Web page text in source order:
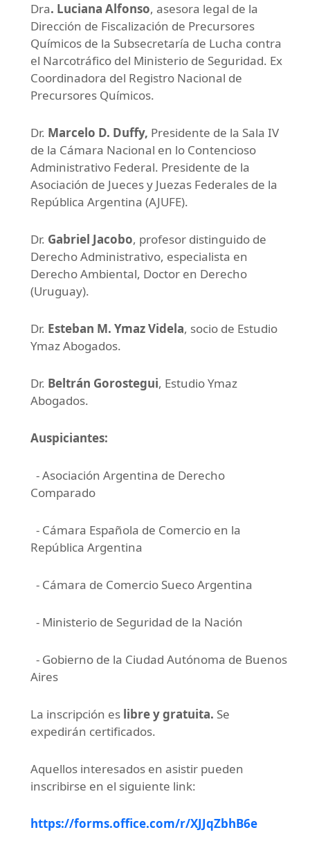
Dra. Luciana Alfonso, asesora legal de la
Dirección de Fiscalización de Precursores
Químicos de la Subsecretaría de Lucha contra
el Narcotráfico del Ministerio de Seguridad. Ex
Coordinadora del Registro Nacional de
Precursores Químicos.
Dr. Marcelo D. Duffy, Presidente de la Sala IV
de la Cámara Nacional en lo Contencioso
Administrativo Federal. Presidente de la
Asociación de Jueces y Juezas Federales de la
República Argentina (AJUFE).
Dr. Gabriel Jacobo, profesor distinguido de
Derecho Administrativo, especialista en
Derecho Ambiental, Doctor en Derecho
(Uruguay).
Dr. Esteban M. Ymaz Videla, socio de Estudio
Ymaz Abogados.
Dr. Beltrán Gorostegui, Estudio Ymaz
Abogados.
Auspiciantes:
- Asociación Argentina de Derecho
Comparado
- Cámara Española de Comercio en la
República Argentina
- Cámara de Comercio Sueco Argentina
- Ministerio de Seguridad de la Nación
- Gobierno de la Ciudad Autónoma de Buenos
Aires
La inscripción es libre y gratuita. Se
expedirán certificados.
Aquellos interesados en asistir pueden
inscribirse en el siguiente link:
https://forms.office.com/r/XJJqZbhB6e